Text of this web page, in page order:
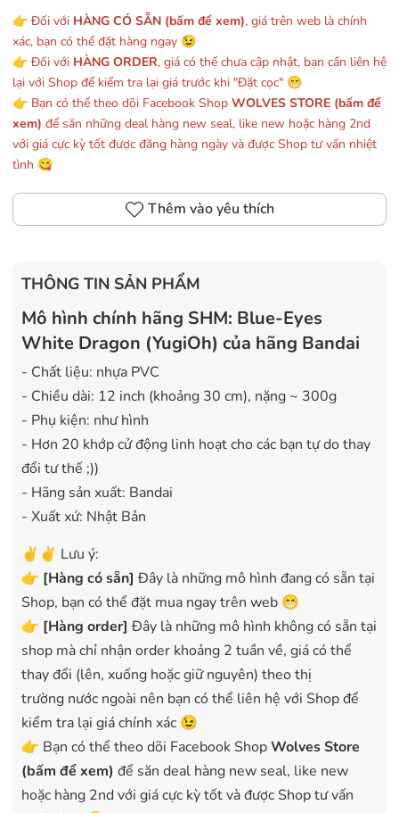
👉 Đối với HÀNG CÓ SẴN (bấm để xem), giá trên web là chính
xác, bạn có thể đặt hàng ngay 😉
👉 Đối với HÀNG ORDER, giá có thể chưa cập nhật, bạn cần liên hệ
lại với Shop để kiểm tra lại giá trước khi "Đặt cọc" 😁
👉 Bạn có thể theo dõi Facebook Shop WOLVES STORE (bấm để
xem) để săn những deal hàng new seal, like new hoặc hàng 2nd
với giá cực kỳ tốt được đăng hàng ngày và được Shop tư vấn nhiệt
tình 😋
Thêm vào yêu thích
THÔNG TIN SẢN PHẨM
Mô hình chính hãng SHM: Blue-Eyes
White Dragon (YugiOh) của hãng Bandai
- Chất liệu: nhựa PVC
- Chiều dài: 12 inch (khoảng 30 cm), nặng ~ 300g
- Phụ kiện: như hình
- Hơn 20 khớp cử động linh hoạt cho các bạn tự do thay
đổi tư thế ;))
- Hãng sản xuất: Bandai
- Xuất xứ: Nhật Bản
✌️✌️ Lưu ý:
👉 [Hàng có sẵn] Đây là những mô hình đang có sẵn tại
Shop, bạn có thể đặt mua ngay trên web 😁
👉 [Hàng order] Đây là những mô hình không có sẵn tại
shop mà chỉ nhận order khoảng 2 tuần về, giá có thể
thay đổi (lên, xuống hoặc giữ nguyên) theo thị
trường nước ngoài nên bạn có thể liên hệ với Shop để
kiểm tra lại giá chính xác 😉
👉 Bạn có thể theo dõi Facebook ShopWolves Store
(bấm để xem) để săn deal hàng new seal, like new
hoặc hàng 2nd với giá cực kỳ tốt và được Shop tư vấn